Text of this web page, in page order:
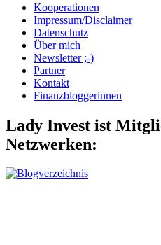
Kooperationen
Impressum/Disclaimer
Datenschutz
Über mich
Newsletter ;-)
Partner
Kontakt
Finanzbloggerinnen
Lady Invest ist
Netzwerken: